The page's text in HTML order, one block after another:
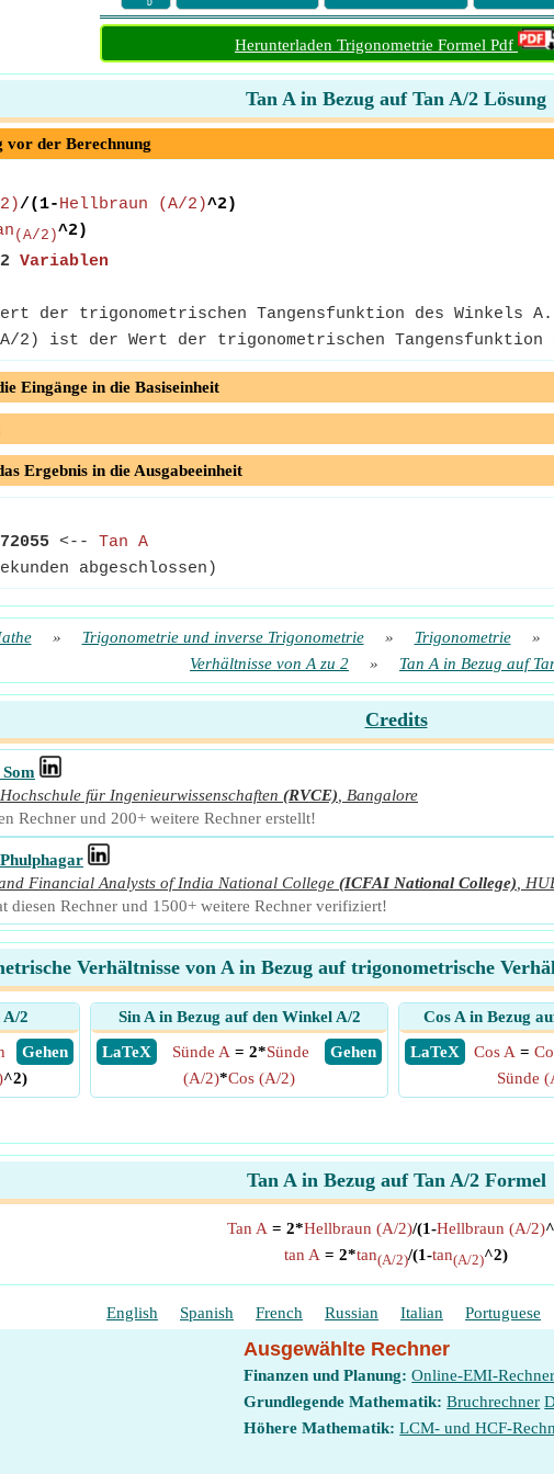
Herunterladen Trigonometrie Formel Pdf
Tan A in Bezug auf Tan A/2 Lösung
vor der Berechnung
/(1-Hellbraun (A/2)^2)
(A/2)^2)
2 Variablen
der trigonometrischen Tangensfunktion des Winkels A.
2) ist der Wert der trigonometrischen Tangensfunktion
Eingänge in die Basiseinheit
Ergebnis in die Ausgabeeinheit
<-- Tan A
abgeschlossen)
» Trigonometrie und inverse Trigonometrie » Trigonometrie »
Verhältnisse von A zu 2
» Tan A in Bezug auf
Credits
für Ingenieurwissenschaften (RVCE)
Bangalore
Rechner und 200+ weitere Rechner erstellt!
Financial Analysts of India National College (ICFAI National College)
diesen Rechner und 1500+ weitere Rechner verifiziert!
Verhältnisse von A in Bezug auf trigonometrische
A/2
​ Gehen
^2)
Sin A in Bezug auf den Winkel A/2
​ LaTeX
​ Gehen
Sünde A = 2*Sünde
(A/2)*Cos (A/2)
Cos A in Bezug
​ LaTeX
Cos A =
Sünde
Tan A in Bezug auf Tan A/2 Formel
Tan A = 2*Hellbraun (A/2)/(1-Hellbraun (A/2)
tan A = 2*tan(A/2)/(1-tan(A/2)^2)
English Spanish French Russian Italian Portuguese
Ausgewählte Rechner
Finanzen und Planung: Online-EMI-Rechner
Grundlegende Mathematik: Bruchrechner
Höhere Mathematik: LCM- und HCF-